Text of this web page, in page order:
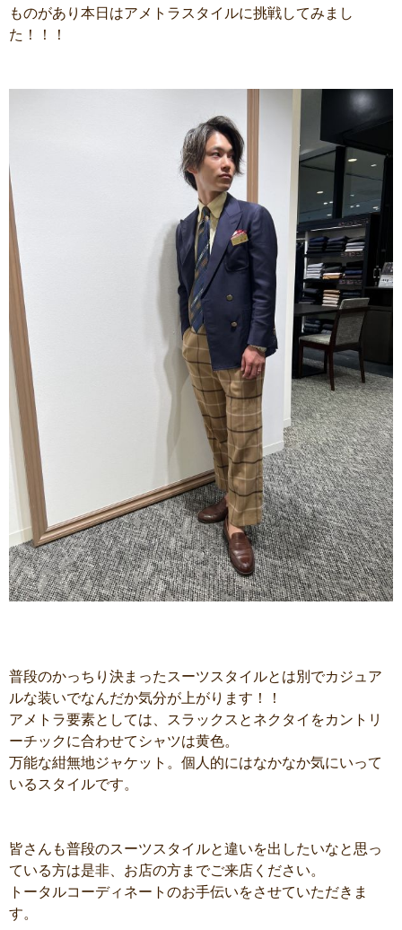
ものがあり本日はアメトラスタイルに挑戦してみまし
た！！！
普段のかっちり決まったスーツスタイルとは別でカジュア
ルな装いでなんだか気分が上がります！！
アメトラ要素としては、スラックスとネクタイをカントリ
ーチックに合わせてシャツは黄色。
万能な紺無地ジャケット。個人的にはなかなか気にいって
いるスタイルです。
皆さんも普段のスーツスタイルと違いを出したいなと思っ
ている方は是非、お店の方までご来店ください。
トータルコーディネートのお手伝いをさせていただきま
す。